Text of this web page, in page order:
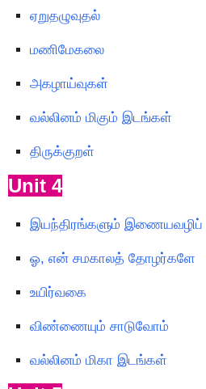
ஏறுதழுவுதல்
மணிமேகலை
அகழாய்வுகள்
வல்லினம் மிகும் இடங்கள்
திருக்குறள்
Unit 4
இயந்திரங்களும் இணையவழிப்
ஓ, என் சமகாலத் தோழர்களே
உயிர்வகை
விண்ணையும் சாடுவோம்
வல்லினம் மிகா இடங்கள்